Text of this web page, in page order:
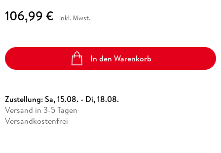
106,99 € inkl. Mwst.
In den Warenkorb
Zustellung:Sa, 15.08. - Di, 18.08.
Versand in 3-5 Tagen
Versandkostenfrei